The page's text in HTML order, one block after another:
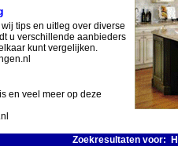
tips en uitleg over diverse
u verschillende aanbieders
kunt vergelijken.
en veel meer op deze
Zoekresultaten voor: